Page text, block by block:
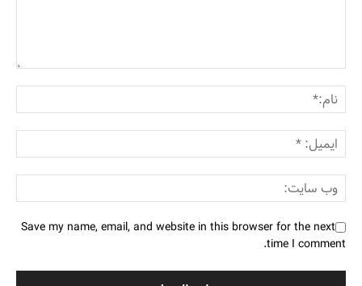
Save my name, email, and website in this browser for the next
time I comment.